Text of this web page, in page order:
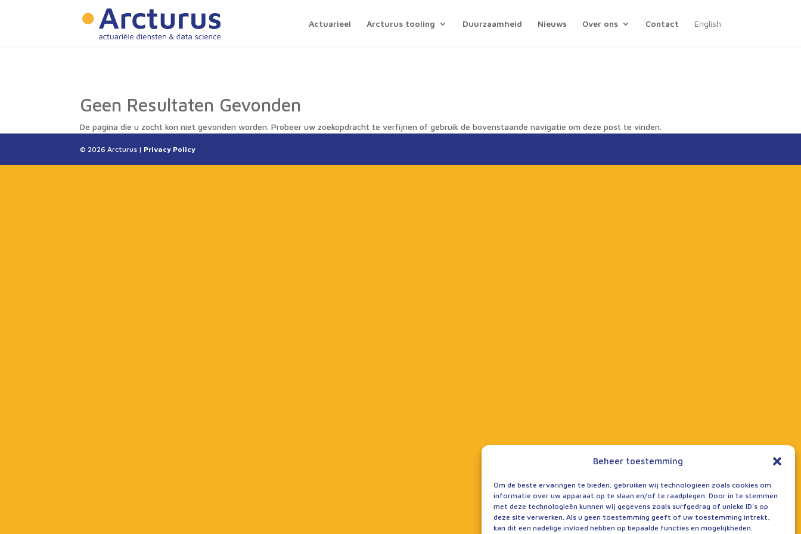
Beheer toestemming
Om de beste ervaringen te bieden, gebruiken wij technologieën zoals cookies om
informatie over uw apparaat op te slaan en/of te raadplegen. Door in te stemmen
met deze technologieën kunnen wij gegevens zoals surfgedrag of unieke ID's op
deze site verwerken. Als u geen toestemming geeft of uw toestemming intrekt,
kan dit een nadelige invloed hebben op bepaalde functies en mogelijkheden.
Actuarieel Arcturus tooling Duurzaamheid Nieuws Over ons Contact English
Geen Resultaten Gevonden
De pagina die u zocht kon niet gevonden worden. Probeer uw zoekopdracht te verfijnen of gebruik de bovenstaande navigatie om deze post te vinden.
© 2026 Arcturus | Privacy Policy